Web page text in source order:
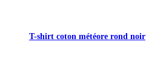
T-shirt coton météore rond noir